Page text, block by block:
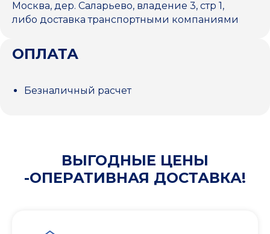
Москва, дер. Саларьево, владение 3, стр 1,
либо доставка транспортными компаниями
ОПЛАТА
Безналичный расчет
ВЫГОДНЫЕ ЦЕНЫ
-ОПЕРАТИВНАЯ ДОСТАВКА!